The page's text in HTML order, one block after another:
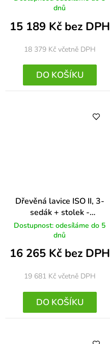
dnů
15 189 Kč bez DPH
18 379 Kč včetně DPH
DO KOŠÍKU
Dřevěná lavice ISO II, 3-
sedák + stolek -
chromované nohy, buk
Dostupnost: odesíláme do 5
dnů
16 265 Kč bez DPH
19 681 Kč včetně DPH
DO KOŠÍKU